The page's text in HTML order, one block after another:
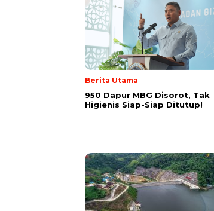
Berita Utama
950 Dapur MBG Disorot, Tak
Higienis Siap-Siap Ditutup!